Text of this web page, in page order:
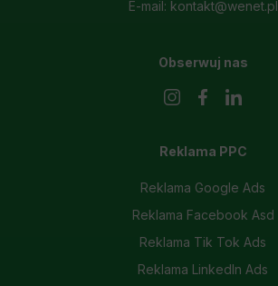
E-mail: kontakt@wenet.pl
Reklama PPC
Reklama Google Ads
Reklama Facebook Asd
Reklama Tik Tok Ads
Reklama LinkedIn Ads
Obserwuj nas